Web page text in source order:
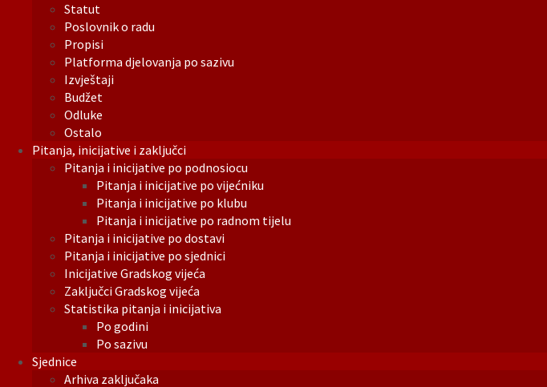
Statut
Poslovnik o radu
Propisi
Platforma djelovanja po sazivu
Izvještaji
Budžet
Odluke
Ostalo
Pitanja, inicijative i zaključci
Pitanja i inicijative po podnosiocu
Pitanja i inicijative po vijećniku
Pitanja i inicijative po klubu
Pitanja i inicijative po radnom tijelu
Pitanja i inicijative po dostavi
Pitanja i inicijative po sjednici
Inicijative Gradskog vijeća
Zaključci Gradskog vijeća
Statistika pitanja i inicijativa
Po godini
Po sazivu
Sjednice
Arhiva zaključaka